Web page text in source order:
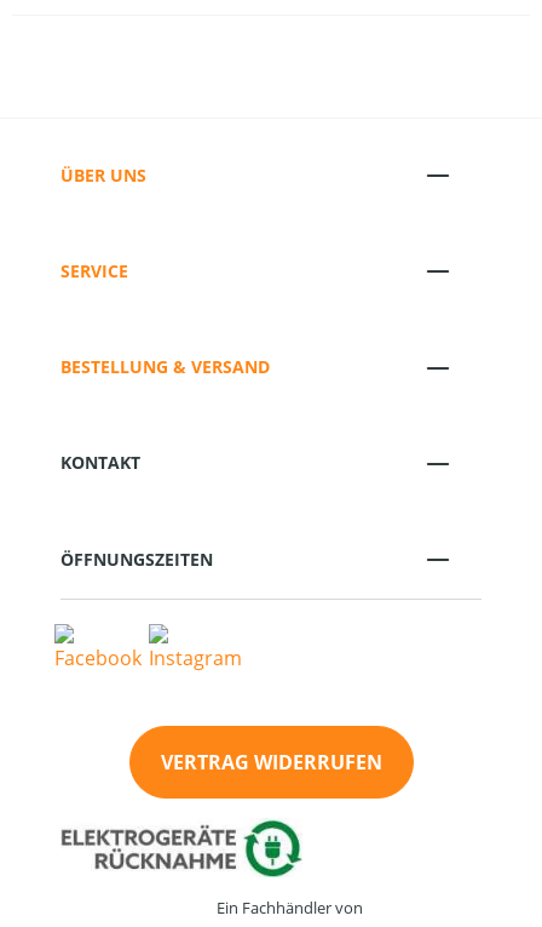
ÜBER UNS
SERVICE
BESTELLUNG & VERSAND
KONTAKT
ÖFFNUNGSZEITEN
VERTRAG WIDERRUFEN
Ein Fachhändler von